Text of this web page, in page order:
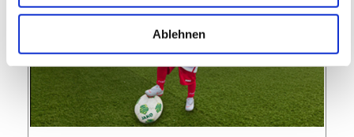
Ablehnen